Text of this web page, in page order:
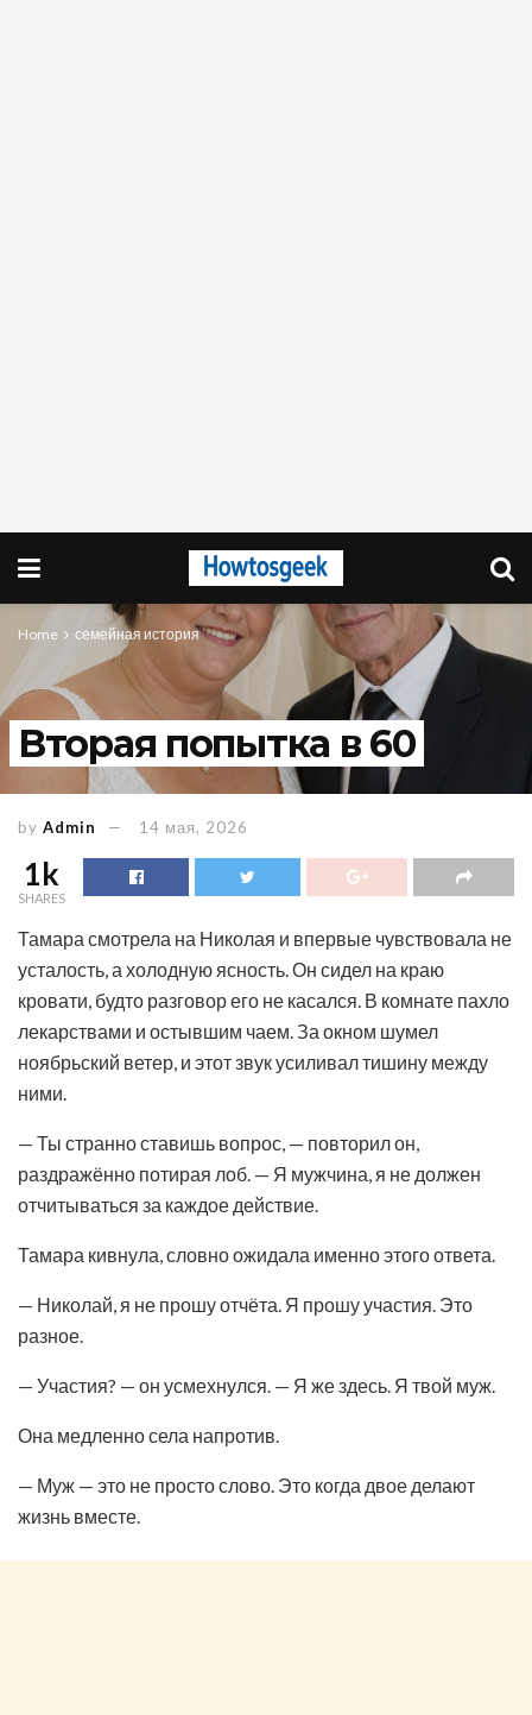
Home семейная история
Вторая попытка в 60
by Admin 14 мая, 2026
1k
SHARES
Тамара смотрела на Николая и впервые чувствовала не
усталость, а холодную ясность. Он сидел на краю
кровати, будто разговор его не касался. В комнате пахло
лекарствами и остывшим чаем. За окном шумел
ноябрьский ветер, и этот звук усиливал тишину между
ними.
— Ты странно ставишь вопрос, — повторил он,
раздражённо потирая лоб. — Я мужчина, я не должен
отчитываться за каждое действие.
Тамара кивнула, словно ожидала именно этого ответа.
— Николай, я не прошу отчёта. Я прошу участия. Это
разное.
— Участия? — он усмехнулся. — Я же здесь. Я твой муж.
Она медленно села напротив.
— Муж — это не просто слово. Это когда двое делают
жизнь вместе.